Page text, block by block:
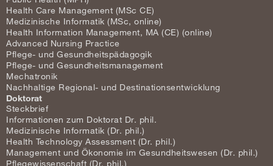
Health Care Management (MSc CE)
Medizinische Informatik (MSc, online)
Health Information Management, MA (CE) (online)
Advanced Nursing Practice
Pflege- und Gesundheitspädagogik
Pflege- und Gesundheitsmanagement
Mechatronik
Nachhaltige Regional- und Destinationsentwicklung
Doktorat
Steckbrief
Informationen zum Doktorat Dr. phil.
Medizinische Informatik (Dr. phil.)
Health Technology Assessment (Dr. phil.)
Management und Ökonomie im Gesundheitswesen (Dr. phil.)
Pflegewissenschaft (Dr. phil.)